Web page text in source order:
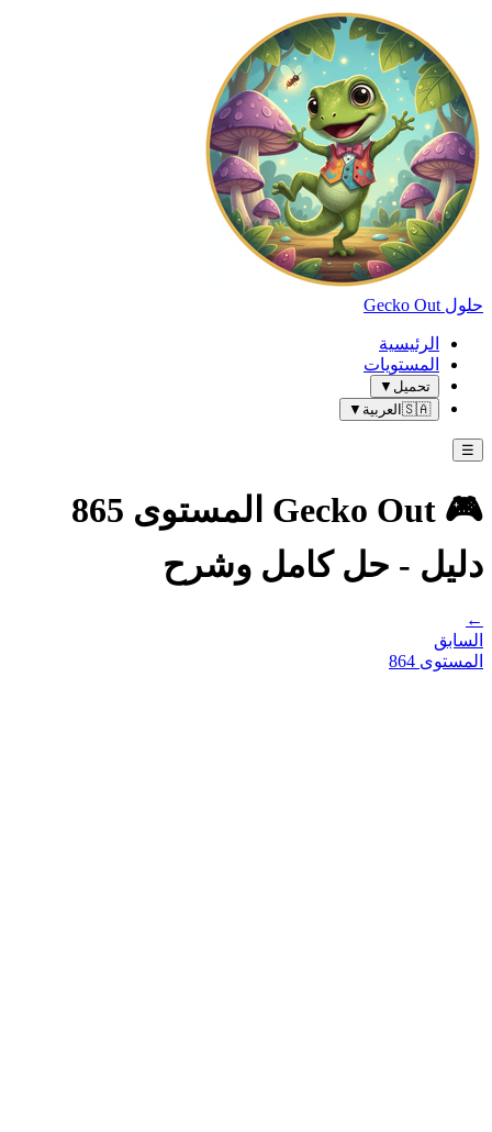
حلول Gecko Out
الرئيسية
المستويات
تحميل ▼
🇸🇦 العربية ▼
☰
🎮 Gecko Out المستوى 865
دليل - حل كامل وشرح
←
السابق
المستوى 864